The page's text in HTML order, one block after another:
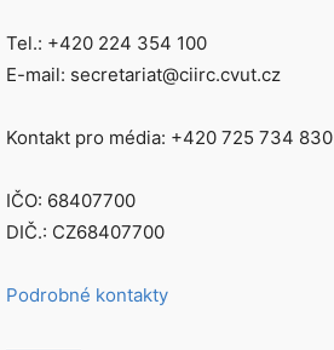
Tel.: +420 224 354 100
E-mail: secretariat@ciirc.cvut.cz
Kontakt pro média: +420 725 734 830
IČO: 68407700
DIČ.: CZ68407700
Podrobné kontakty